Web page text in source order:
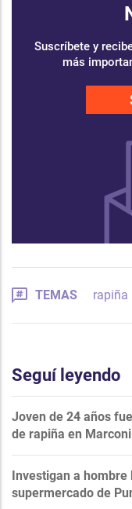
Suscríbete y
más
TEMAS rapiña
Seguí leyendo
Joven de 24 años
de rapiña en
Investigan a hombre
supermercado de